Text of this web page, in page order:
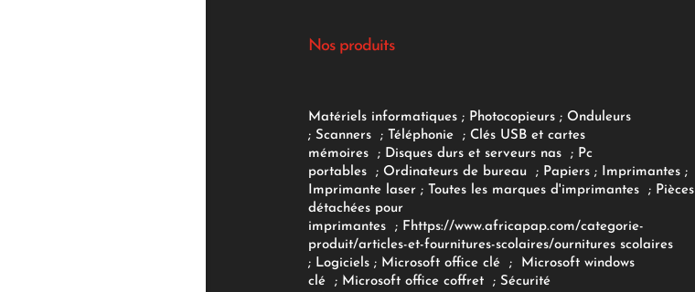
Nos produits
Matériels informatiques; Photocopieurs; Onduleurs
; Scanners ; Téléphonie ; Clés USB et cartes
mémoires
; Disques durs et serveurs nas ; Pc
portables
; Ordinateurs de bureau ; Papiers; Imprimantes;
Imprimante laser; Toutes les marques d'imprimantes ; Pièces
détachées pour
imprimantes
; Fhttps://www.africapap.com/categorie-
produit/articles-et-fournitures-scolaires/ournitures scolaires
; Logiciels ; Microsoft office clé ;
Microsoft windows
clé; Microsoft office coffret ; Sécurité